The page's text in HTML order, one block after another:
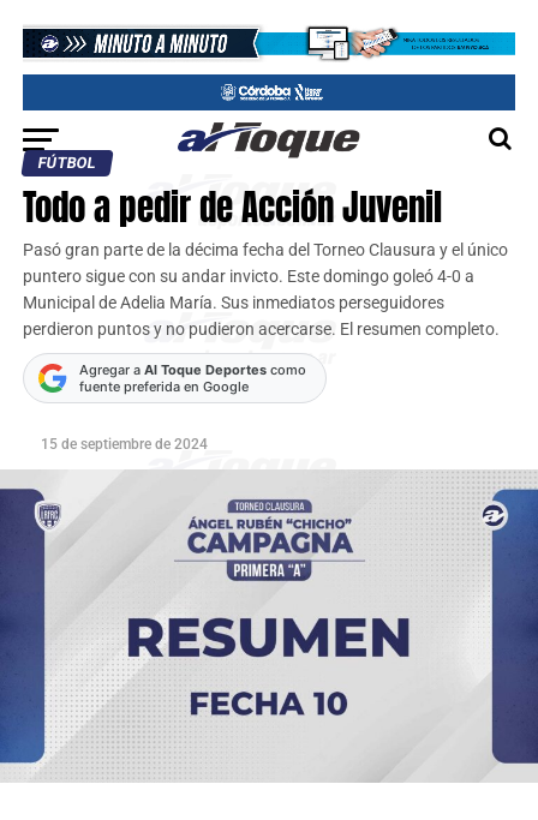
FÚTBOL
Todo a pedir de Acción Juvenil
Pasó gran parte de la décima fecha del Torneo Clausura y el único
puntero sigue con su andar invicto. Este domingo goleó 4-0 a
Municipal de Adelia María. Sus inmediatos perseguidores
perdieron puntos y no pudieron acercarse. El resumen completo.
Agregar a Al Toque Deportescomo
fuente preferida en Google
15 de septiembre de 2024